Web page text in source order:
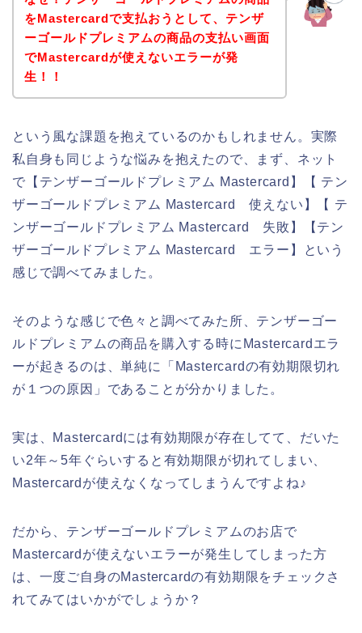
をMastercardで支払おうとして、テンザ
ーゴールドプレミアムの商品の支払い画面
でMastercardが使えないエラーが発
生！！
という風な課題を抱えているのかもしれません。実際
私自身も同じような悩みを抱えたので、まず、ネット
で【テンザーゴールドプレミアム Mastercard】【 テン
ザーゴールドプレミアム Mastercard 使えない】【 テ
ンザーゴールドプレミアム Mastercard 失敗】【テン
ザーゴールドプレミアム Mastercard エラー】という
感じで調べてみました。
そのような感じで色々と調べてみた所、テンザーゴー
ルドプレミアムの商品を購入する時にMastercardエラ
ーが起きるのは、単純に「Mastercardの有効期限切れ
が１つの原因」であることが分かりました。
実は、Mastercardには有効期限が存在してて、だいた
い2年～5年ぐらいすると有効期限が切れてしまい、
Mastercardが使えなくなってしまうんですよね♪
だから、テンザーゴールドプレミアムのお店で
Mastercardが使えないエラーが発生してしまった方
は、一度ご自身のMastercardの有効期限をチェックさ
れてみてはいかがでしょうか？